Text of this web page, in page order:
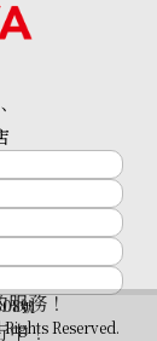
服務！
中！
號
Reserved.